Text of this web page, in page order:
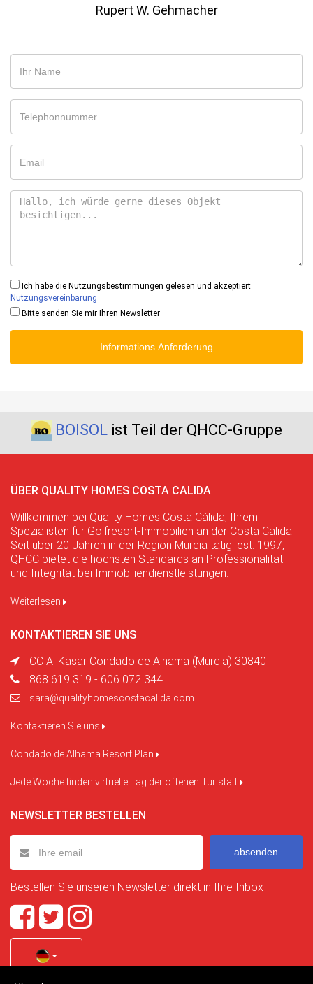
Rupert W. Gehmacher
Ich habe die Nutzungsbestimmungen gelesen und akzeptiert
Nutzungsvereinbarung
Bitte senden Sie mir Ihren Newsletter
Informations Anforderung
BOISOL ist Teil der QHCC-Gruppe
ÜBER QUALITY HOMES COSTA CALIDA
Willkommen bei Quality Homes Costa Cálida, Ihrem
Spezialisten für Golfresort-Immobilien an der Costa Calida.
Seit über 20 Jahren in der Region Murcia tätig. est. 1997,
QHCC bietet die höchsten Standards an Professionalität
und Integrität bei Immobiliendienstleistungen.
Weiterlesen
KONTAKTIEREN SIE UNS
CC Al Kasar Condado de Alhama (Murcia) 30840
868 619 319 - 606 072 344
sara@qualityhomescostacalida.com
Kontaktieren Sie uns
Condado de Alhama Resort Plan
Jede Woche finden virtuelle Tag der offenen Tür statt
NEWSLETTER BESTELLEN
absenden
Bestellen Sie unseren Newsletter direkt in Ihre Inbox